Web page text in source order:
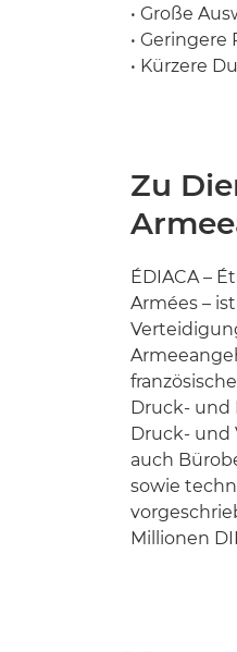
• Große
•
• Kürzere
Zu
ÉDIACA –
Armées –
Druck- und
Druck- und
auch
sowie
Millionen